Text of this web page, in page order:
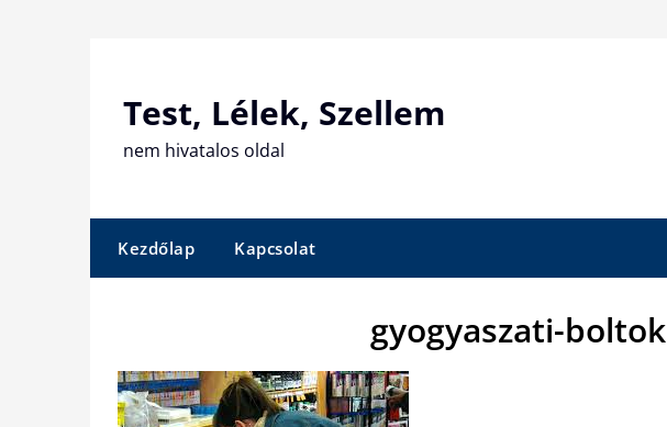
Test, Lélek, Szellem
nem hivatalos oldal
Kezdőlap Kapcsolat
gyogyaszati-boltok